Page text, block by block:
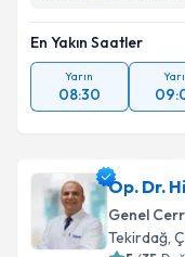
En Yakın Saatler
Yarın
08:30
Op. Dr.
Genel
Tekirdağ,